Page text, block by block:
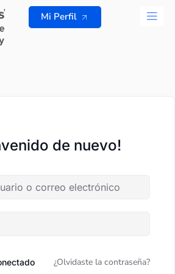
Mi Perfil
de nuevo!
¿Olvidaste la contraseña?